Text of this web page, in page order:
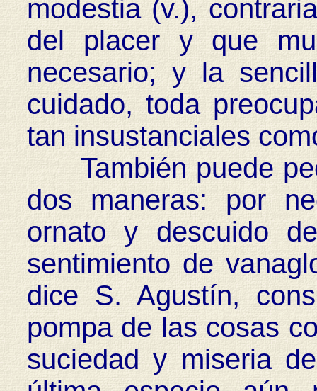
modestia (v.),
del placer y que
necesario; y la
cuidado, toda
tan insustanciales
También puede
dos maneras: por
ornato y descuido
sentimiento de
dice S. Agustín,
pompa de las cosas
suciedad y miseria